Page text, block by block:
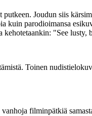
Joudun siis
parodioimansa
kehotetaankin: "See lusty,
Toinen
filminpätkiä